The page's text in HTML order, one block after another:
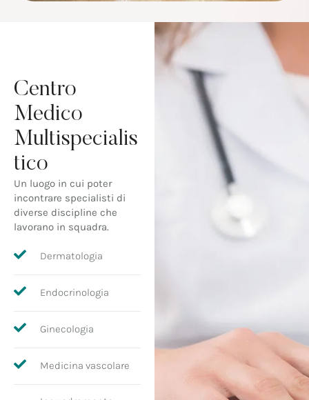
Centro
Medico
Multispecialis
tico
Un luogo in cui poter
incontrare specialisti di
diverse discipline che
lavorano in squadra.
Dermatologia
Endocrinologia
Ginecologia
Medicina vascolare